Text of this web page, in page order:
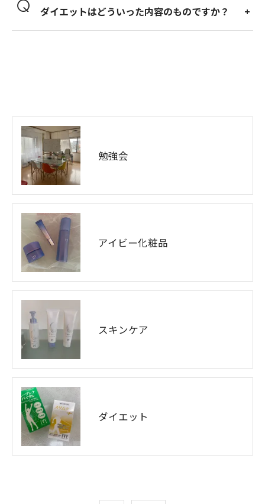
ダイエットはどういった内容のものですか？
勉強会
アイビー化粧品
スキンケア
ダイエット